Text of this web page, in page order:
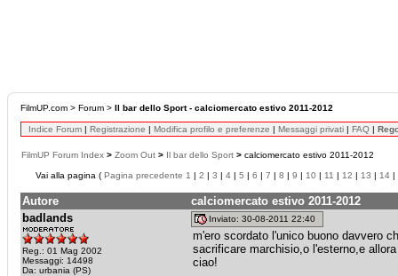
FilmUP.com > Forum > Il bar dello Sport - calciomercato estivo 2011-2012
Indice Forum | Registrazione | Modifica profilo e preferenze | Messaggi privati | FAQ |
FilmUP Forum Index > Zoom Out > Il bar dello Sport > calciomercato estivo 2011-2012
Vai alla pagina ( Pagina precedente 1 | 2 | 3 | 4 | 5 | 6 | 7 | 8 | 9 | 10 | 11 | 12 | 13 | 14 |
Autore
calciomercato estivo 2011-2012
badlands
Reg.: 01 Mag 2002
Messaggi: 14498
Da: urbania (PS)
Inviato: 30-08-2011 22:40
m'ero scordato l'unico buono davvero
sacrificare marchisio,o l'esterno,e
ciao!